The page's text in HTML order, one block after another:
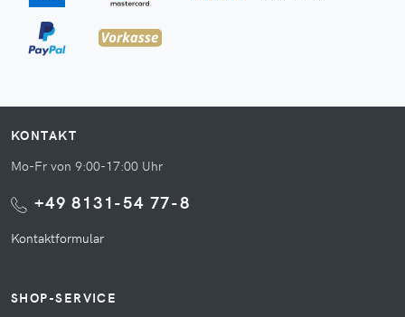
KONTAKT
Mo-Fr von 9:00-17:00 Uhr
+49 8131-54 77-8
Kontaktformular
SHOP-SERVICE